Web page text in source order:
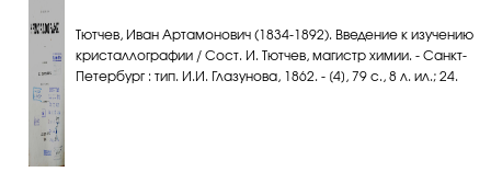
Тютчев, Иван Артамонович (1834-1892). Введение к изучению
кристаллографии / Сост. И. Тютчев, магистр химии. - Санкт-
Петербург : тип. И.И. Глазунова, 1862. - [4], 79 с., 8 л. ил.; 24.